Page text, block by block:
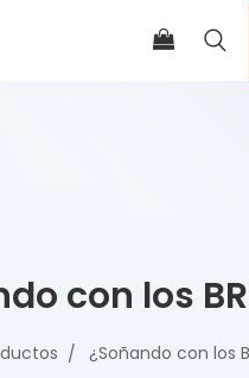
con los
¿Soñando con los